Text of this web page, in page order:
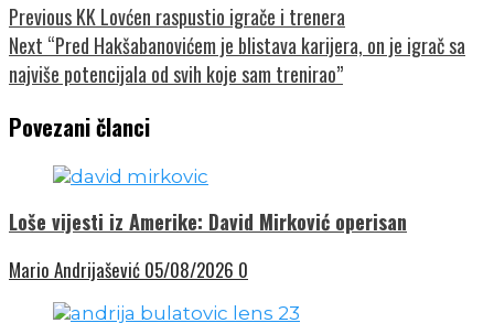
PreviousKK Lovćen raspustio igrače i trenera
Next “Pred Hakšabanovićem je blistava karijera, on je igrač sa
najviše potencijala od svih koje sam trenirao”
Povezani članci
Loše vijesti iz Amerike: David Mirković operisan
Mario Andrijašević 05/08/2026 0